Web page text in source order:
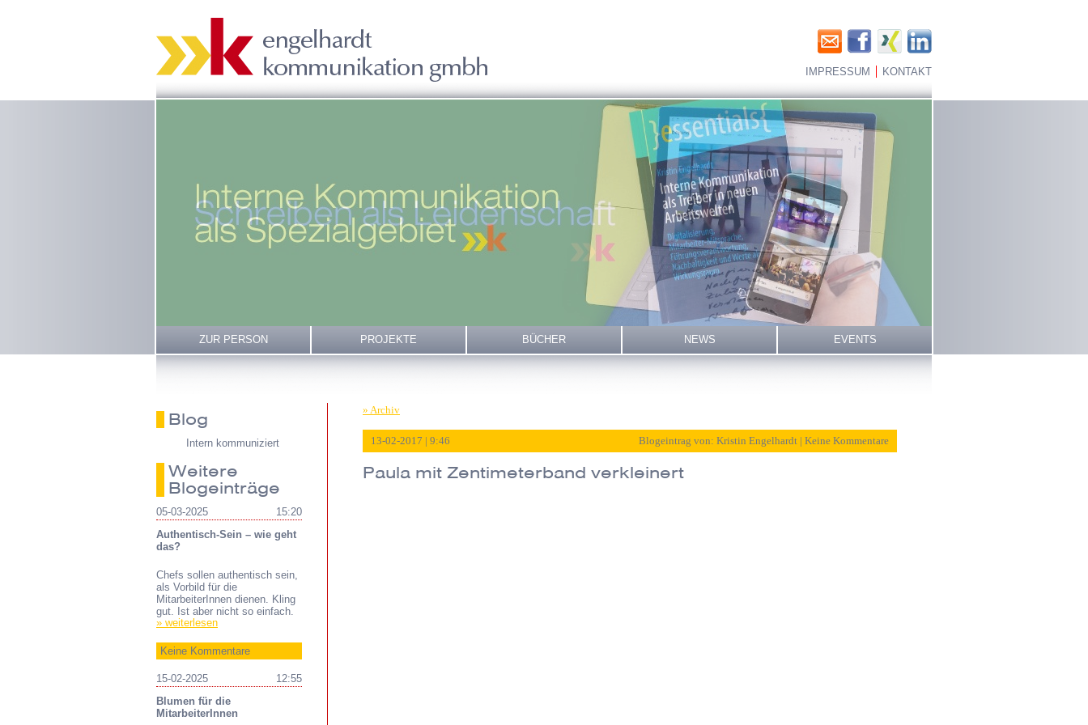
KONTAKT
IMPRESSUM
ZUR PERSON PROJEKTE BÜCHER NEWS EVENTS
Blog
Intern kommuniziert
Weitere
Blogeinträge
05-03-2025
15:20
Authentisch-Sein – wie geht
das?
Chefs sollen authentisch sein,
als Vorbild für die
MitarbeiterInnen dienen. Kling
gut. Ist aber nicht so einfach.
» weiterlesen
Keine Kommentare
15-02-2025
12:55
Blumen für die
MitarbeiterInnen
» Archiv
13-02-2017 | 9:46 Blogeintrag von: Kristin Engelhardt | Keine Kommentare
Paula mit Zentimeterband verkleinert